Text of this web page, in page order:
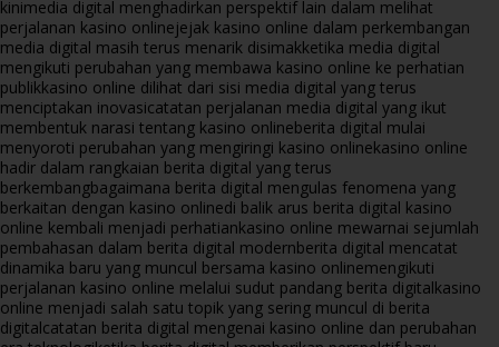
kinimedia digital menghadirkan perspektif lain dalam melihat
perjalanan kasino onlinejejak kasino online dalam perkembangan
media digital masih terus menarik disimakketika media digital
mengikuti perubahan yang membawa kasino online ke perhatian
publikkasino online dilihat dari sisi media digital yang terus
menciptakan inovasicatatan perjalanan media digital yang ikut
membentuk narasi tentang kasino onlineberita digital mulai
menyoroti perubahan yang mengiringi kasino onlinekasino online
hadir dalam rangkaian berita digital yang terus
berkembangbagaimana berita digital mengulas fenomena yang
berkaitan dengan kasino onlinedi balik arus berita digital kasino
online kembali menjadi perhatiankasino online mewarnai sejumlah
pembahasan dalam berita digital modernberita digital mencatat
dinamika baru yang muncul bersama kasino onlinemengikuti
perjalanan kasino online melalui sudut pandang berita digitalkasino
online menjadi salah satu topik yang sering muncul di berita
digitalcatatan berita digital mengenai kasino online dan perubahan